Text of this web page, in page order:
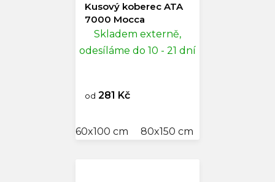
Kusový koberec ATA
7000 Mocca
Skladem externě,
odesíláme do 10 - 21 dní
od 281 Kč
60x100 cm 80x150 cm